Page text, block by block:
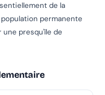
de la
permanente
presqu'île de